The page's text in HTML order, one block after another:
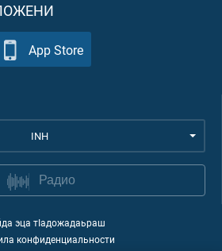
App Store
INH
Радио
эца тIадожадаьраш
конфиденциальности